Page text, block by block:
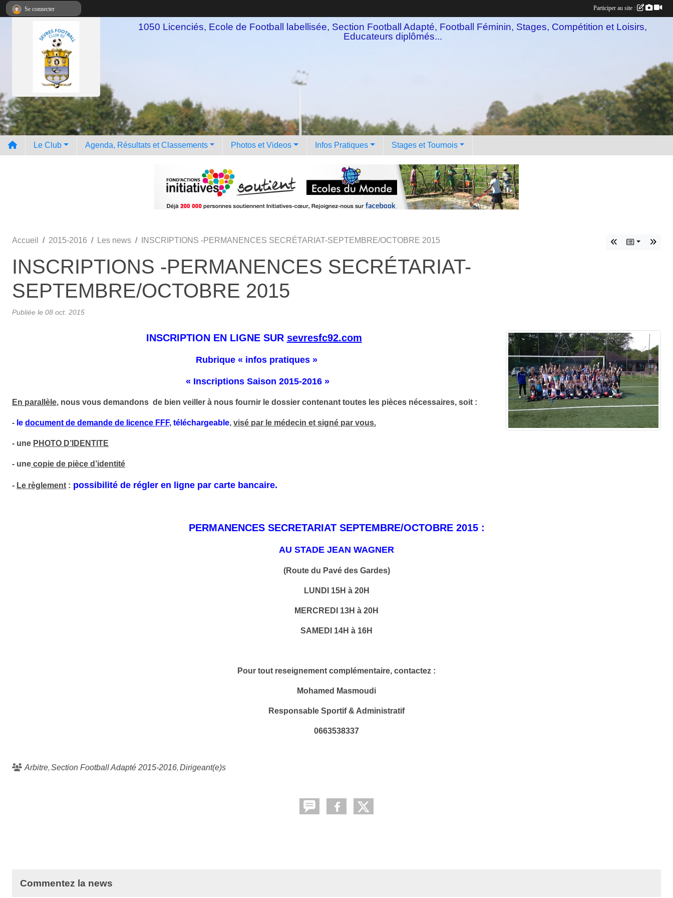
1050 Licenciés, Ecole de Football labellisée, Section Football Adapté, Football Féminin, Stages, Compétition et Loisirs,
Educateurs diplômés...
Le Club Agenda, Résultats et Classements Photos et Videos Infos Pratiques Stages et Tournois
Accueil 2015-2016 Les news INSCRIPTIONS -PERMANENCES SECRÉTARIAT-SEPTEMBRE/OCTOBRE 2015
INSCRIPTIONS -PERMANENCES SECRÉTARIAT-
SEPTEMBRE/OCTOBRE 2015
Publiée le 08 oct. 2015
INSCRIPTION EN LIGNE SUR sevresfc92.com
Rubrique « infos pratiques »
« Inscriptions Saison 2015-2016 »
En parallèle, nous vous demandons de bien veiller à nous fournir le dossier contenant toutes les pièces nécessaires, soit :
- le document de demande de licence FFF, téléchargeable, visé par le médecin et signé par vous.
- une PHOTO D’IDENTITE
- une copie de pièce d’identité
- Le règlement : possibilité de régler en ligne par carte bancaire.
PERMANENCES SECRETARIAT SEPTEMBRE/OCTOBRE 2015 :
AU STADE JEAN WAGNER
(Route du Pavé des Gardes)
LUNDI 15H à 20H
MERCREDI 13H à 20H
SAMEDI 14H à 16H
Pour tout reseignement complémentaire, contactez :
Mohamed Masmoudi
Responsable Sportif & Administratif
0663538337
Arbitre Section Football Adapté 2015-2016 Dirigeant(e)s
Commentez la news
Se connecter Participer au site :
Panneau de gestion des cookies